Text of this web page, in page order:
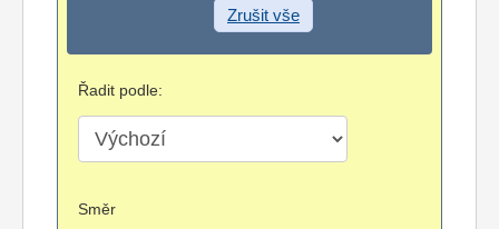
Zrušit vše
Řadit podle:
Směr